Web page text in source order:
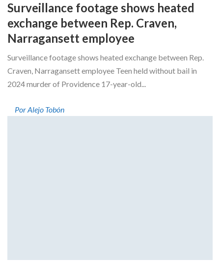
Surveillance footage shows heated
exchange between Rep. Craven,
Narragansett employee
Surveillance footage shows heated exchange between Rep.
Craven, Narragansett employee Teen held without bail in
2024 murder of Providence 17-year-old...
Por Alejo Tobón